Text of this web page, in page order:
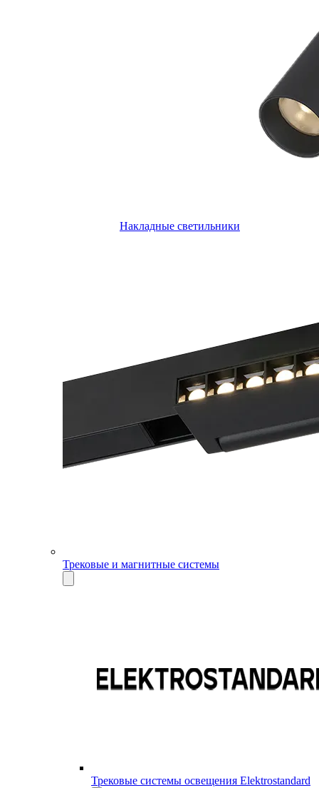
Накладные светильники
Трековые и магнитные системы
Трековые системы освещения Elektrostandard